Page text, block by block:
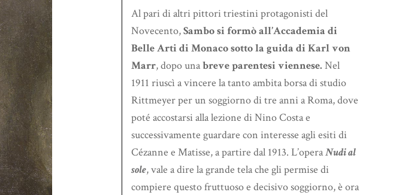
freccia
su/giù
per
aumentare
o
diminuire
volume.
Al pari di altri pittori triestini protagonisti del
Novecento,Sambo si formò all’Accademia di
Belle Arti di Monaco sotto la guida di Karl von
Marr, dopo unabreve parentesi viennese. Nel
1911 riuscì a vincere la tanto ambita borsa di studio
Rittmeyer per un soggiorno di tre anni a Roma, dove
poté accostarsi alla lezione di Nino Costa e
successivamente guardare con interesse agli esiti di
Cézanne e Matisse, a partire dal 1913. L’operaNudi al
sole, vale a dire la grande tela che gli permise di
compiere questo fruttuoso e decisivo soggiorno, è ora